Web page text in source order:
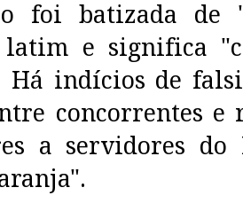
foi batizada de
e significa
Há indícios de
concorrentes e
a servidores do